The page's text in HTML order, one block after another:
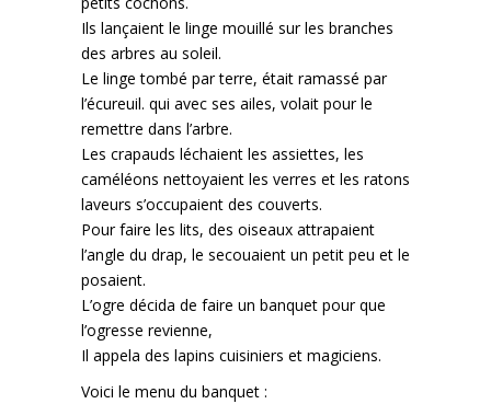
Ils lançaient le linge mouillé sur les branches
des arbres au soleil.
Le linge tombé par terre, était ramassé par
l’écureuil. qui avec ses ailes, volait pour le
remettre dans l’arbre.
Les crapauds léchaient les assiettes, les
caméléons nettoyaient les verres et les ratons
laveurs s’occupaient des couverts.
Pour faire les lits, des oiseaux attrapaient
l’angle du drap, le secouaient un petit peu et le
posaient.
L’ogre décida de faire un banquet pour que
l’ogresse revienne,
Il appela des lapins cuisiniers et magiciens.
Voici le menu du banquet :